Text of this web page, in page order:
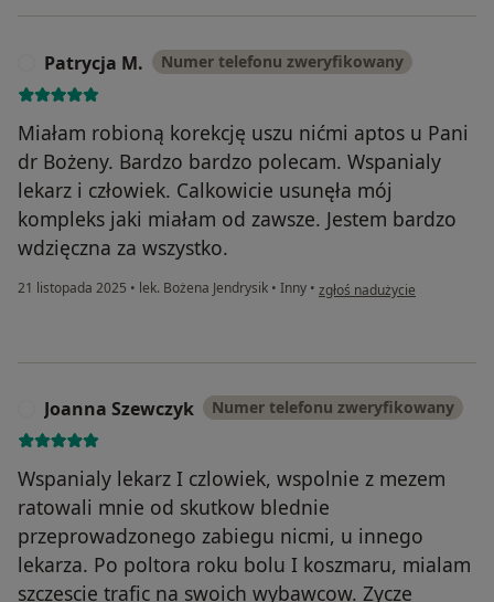
Patrycja M. Numer telefonu zweryfikowany
Miałam robioną korekcję uszu nićmi aptos u Pani
dr Bożeny. Bardzo bardzo polecam. Wspanialy
lekarz i człowiek. Calkowicie usunęła mój
kompleks jaki miałam od zawsze. Jestem bardzo
wdzięczna za wszystko.
21 listopada 2025 • lek. Bożena Jendrysik • Inny • w opinii użytkownika
zgłoś nadużycie
Joanna Szewczyk Numer telefonu zweryfikowany
Wspanialy lekarz I czlowiek, wspolnie z mezem
ratowali mnie od skutkow blednie
przeprowadzonego zabiegu nicmi, u innego
lekarza. Po poltora roku bolu I koszmaru, mialam
szczescie trafic na swoich wybawcow. Zycze